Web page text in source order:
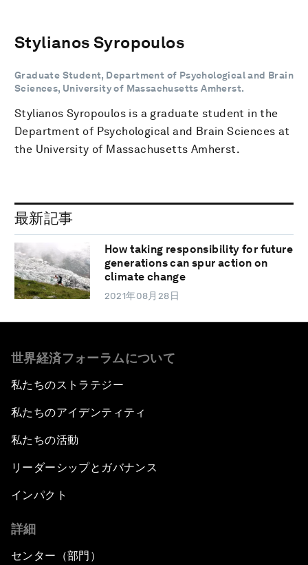
Stylianos Syropoulos
Graduate Student, Department of Psychological and Brain
Sciences, University of Massachusetts Amherst.
Stylianos Syropoulos is a graduate student in the
Department of Psychological and Brain Sciences at
the University of Massachusetts Amherst.
最新記事
How taking responsibility for future
generations can spur action on
climate change
2021年08月28日
世界経済フォーラムについて
私たちのストラテジー
私たちのアイデンティティ
私たちの活動
リーダーシップとガバナンス
インパクト
詳細
センター（部門）